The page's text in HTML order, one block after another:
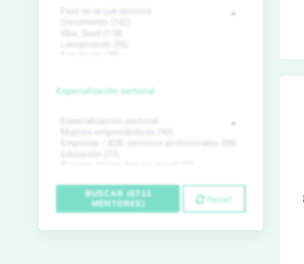
Especialización sectorial
BUSCAR (6711
MENTORES)
Reset